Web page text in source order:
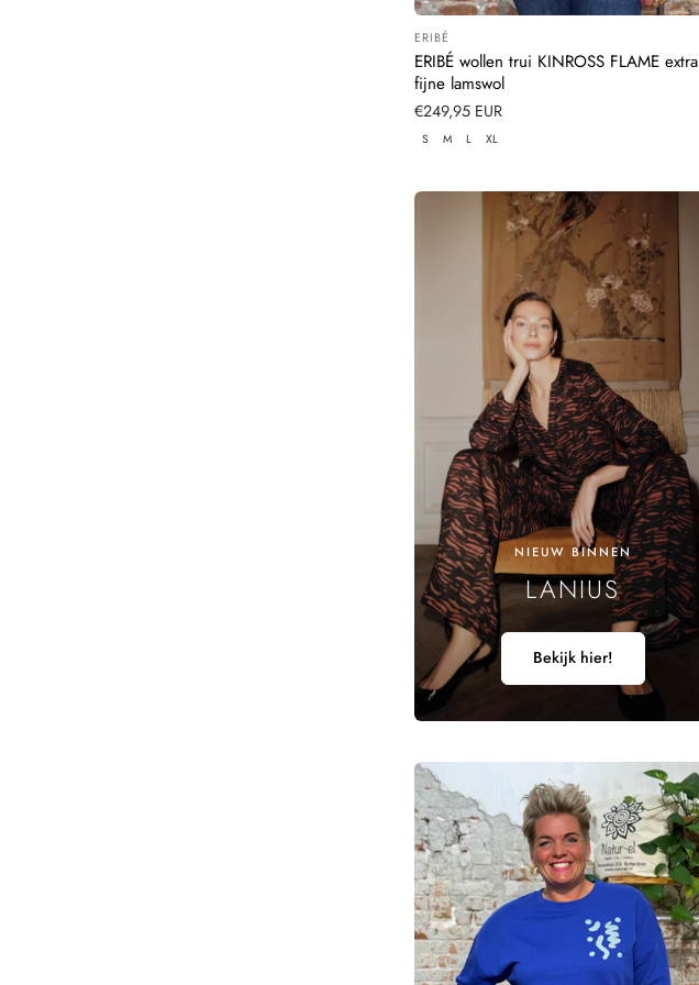
Leverancier:
ERIBÉ
ERIBÉ wollen trui KINROSS FLAME extra
fijne lamswol
Normale
prijs
€249,95 EUR
S M L XL
NIEUW BINNEN
LANIUS
Bekijk hier!